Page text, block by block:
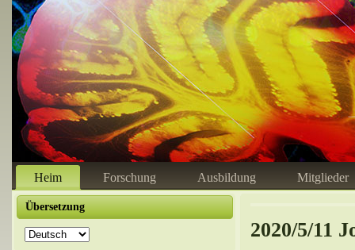
Heim Forschung Ausbildung Mitglieder
Übersetzung
2020/5/11